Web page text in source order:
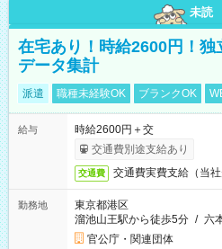
未読
在宅あり！時給2600円！独
データ集計
派遣 職種未経験OK ブランクOK
給与
時給2600円＋交
交通費別途支給あり
交通費 交通費実費支給（当社
勤務地
東京都港区
溜池山王駅から徒歩5分 / 六
官公庁・関連団体